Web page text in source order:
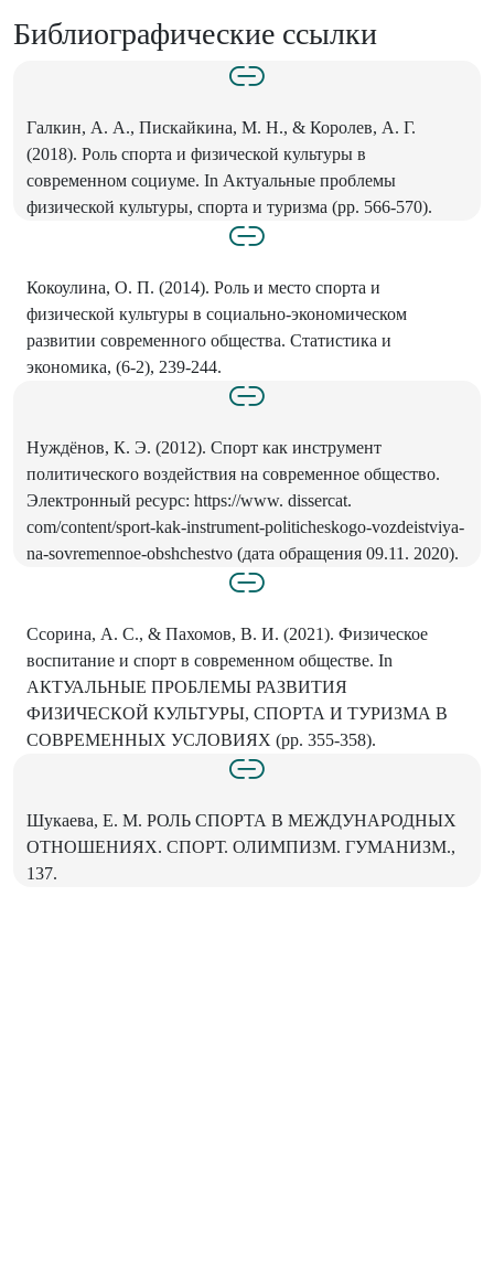
Библиографические ссылки
Галкин, А. А., Пискайкина, М. Н., & Королев, А. Г.
(2018). Роль спорта и физической культуры в
современном социуме. In Актуальные проблемы
физической культуры, спорта и туризма (pp. 566-570).
Кокоулина, О. П. (2014). Роль и место спорта и
физической культуры в социально-экономическом
развитии современного общества. Статистика и
экономика, (6-2), 239-244.
Нуждёнов, К. Э. (2012). Спорт как инструмент
политического воздействия на современное общество.
Электронный ресурс: https://www. dissercat.
com/content/sport-kak-instrument-politicheskogo-vozdeistviya-
na-sovremennoe-obshchestvo (дата обращения 09.11. 2020).
Ссорина, А. С., & Пахомов, В. И. (2021). Физическое
воспитание и спорт в современном обществе. In
АКТУАЛЬНЫЕ ПРОБЛЕМЫ РАЗВИТИЯ
ФИЗИЧЕСКОЙ КУЛЬТУРЫ, СПОРТА И ТУРИЗМА В
СОВРЕМЕННЫХ УСЛОВИЯХ (pp. 355-358).
Шукаева, Е. М. РОЛЬ СПОРТА В МЕЖДУНАРОДНЫХ
ОТНОШЕНИЯХ. СПОРТ. ОЛИМПИЗМ. ГУМАНИЗМ.,
137.